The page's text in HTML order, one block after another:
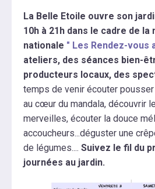
La Belle Etoile ouvre son
10h à 21h dans le cadre de
nationale " Les Rendez-vous
ateliers, des séances bien-
producteurs locaux, des
temps de venir écouter
au cœur du mandala, découvrir
merveilles, écouter la douce
accoucheurs...déguster une
de légumes.... Suivez le fil du
journées au jardin.